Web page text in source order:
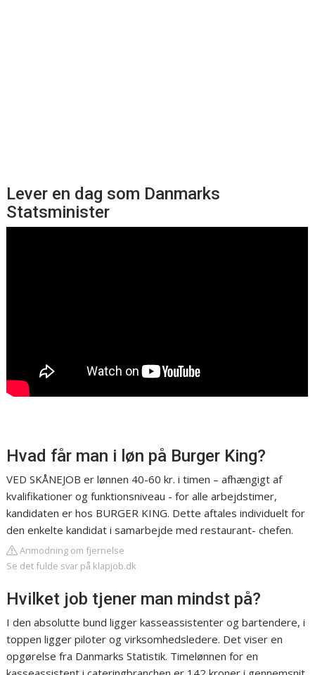
Lever en dag som Danmarks
Statsminister
Hvad får man i løn på Burger King?
VED SKÅNEJOB er lønnen 40-60 kr. i timen – afhængigt af
kvalifikationer og funktionsniveau - for alle arbejdstimer,
kandidaten er hos BURGER KING. Dette aftales individuelt for
den enkelte kandidat i samarbejde med restaurant- chefen.
Anmodning om fjernelse
Se det fulde svar på klapjob.dk
Hvilket job tjener man mindst på?
I den absolutte bund ligger kasseassistenter og bartendere, i
toppen ligger piloter og virksomhedsledere. Det viser en
opgørelse fra Danmarks Statistik. Timelønnen for en